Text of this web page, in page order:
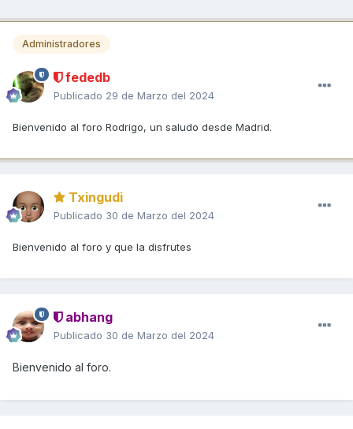
Administradores
fededb
Publicado 29 de Marzo del 2024
Bienvenido al foro Rodrigo, un saludo desde Madrid.
Txingudi
Publicado 30 de Marzo del 2024
Bienvenido al foro y que la disfrutes
abhang
Publicado 30 de Marzo del 2024
Bienvenido al foro.